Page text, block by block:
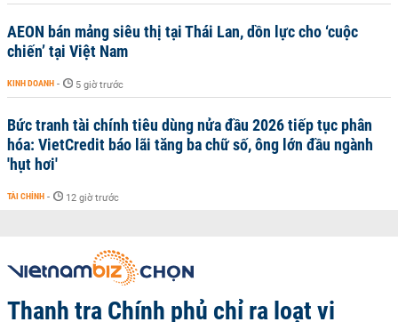
AEON bán mảng siêu thị tại Thái Lan, dồn lực cho ‘cuộc
chiến’ tại Việt Nam
KINH DOANH - 5 giờ trước
Bức tranh tài chính tiêu dùng nửa đầu 2026 tiếp tục phân
hóa: VietCredit báo lãi tăng ba chữ số, ông lớn đầu ngành
'hụt hơi'
TÀI CHÍNH - 12 giờ trước
Thanh tra Chính phủ chỉ ra loạt vi